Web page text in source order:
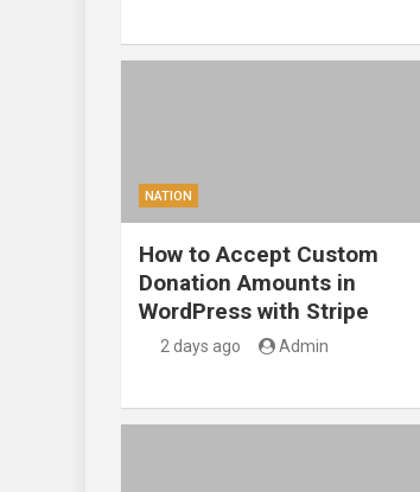
NATION
How to Accept Custom
Donation Amounts in
WordPress with Stripe
2 days ago Admin